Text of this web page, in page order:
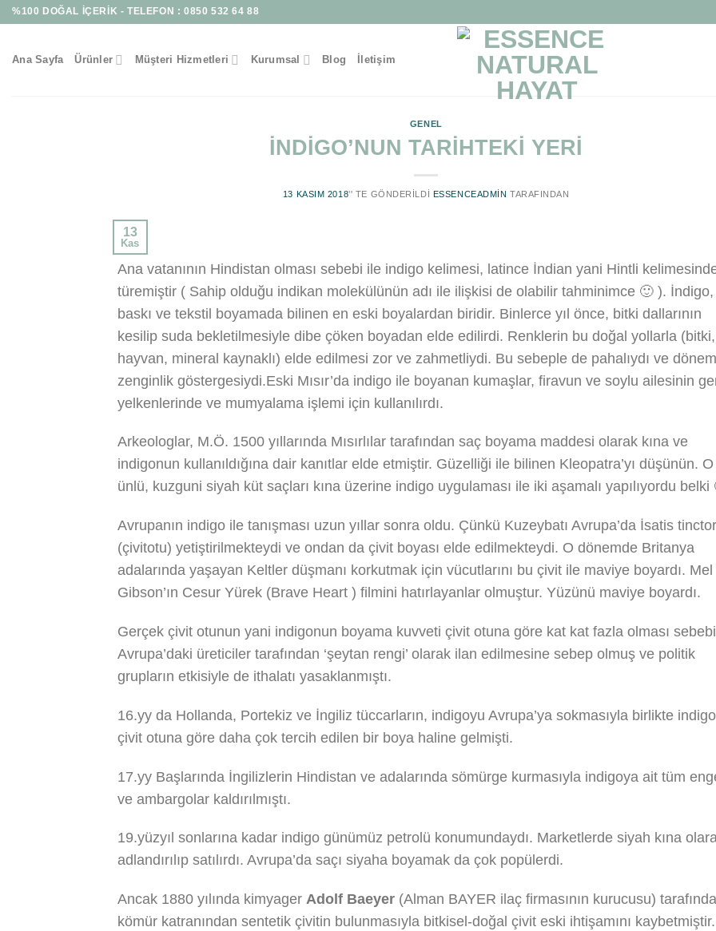
Skip%100 DOĞAL İÇERİK - TELEFON :0850 532 64 88
Ana Sayfa Ürünler Müşteri Hizmetleri Kurumsal Blog İletişim
GENEL
İNDİGO’NUN TARİHTEKİ YERİ
13 KASIM 2018’' TE GÖNDERILDI ESSENCEADMIN TARAFINDAN
13
Kas
Ana vatanının Hindistan olması sebebi ile indigo kelimesi, latince İndian yani Hintli
türemiştir ( Sahip olduğu indikan molekülünün adı ile ilişkisi de olabilir tahminimce 🙂 ). İndigo,
baskı ve tekstil boyamada bilinen en eski boyalardan biridir. Binlerce yıl önce, bitki dallarının
kesilip suda bekletilmesiyle dibe çöken boyadan elde edilirdi. Renklerin bu doğal yollarla (bitki,
hayvan, mineral kaynaklı) elde edilmesi zor ve zahmetliydi. Bu sebeple de pahalıydı ve
zenginlik göstergesiydi.Eski Mısır’da indigo ile boyanan kumaşlar, firavun ve soylu ailesinin
yelkenlerinde ve mumyalama işlemi için kullanılırdı.
Arkeologlar, M.Ö. 1500 yıllarında Mısırlılar tarafından saç boyama maddesi olarak kına ve
indigonun kullanıldığına dair kanıtlar elde etmiştir. Güzelliği ile bilinen Kleopatra’yı düşünün. O
ünlü, kuzguni siyah küt saçları kına üzerine indigo uygulaması ile iki aşamalı yapılıyordu belki
Avrupanın indigo ile tanışması uzun yıllar sonra oldu. Çünkü Kuzeybatı Avrupa’da İsatis
(çivitotu) yetiştirilmekteydi ve ondan da çivit boyası elde edilmekteydi. O dönemde Britanya
adalarında yaşayan Keltler düşmanı korkutmak için vücutlarını bu çivit ile maviye boyardı. Mel
Gibson’ın Cesur Yürek (Brave Heart ) filmini hatırlayanlar olmuştur. Yüzünü maviye boyardı.
Gerçek çivit otunun yani indigonun boyama kuvveti çivit otuna göre kat kat fazla olması
Avrupa’daki üreticiler tarafından ‘şeytan rengi’ olarak ilan edilmesine sebep olmuş ve politik
grupların etkisiyle de ithalatı yasaklanmıştı.
16.yy da Hollanda, Portekiz ve İngiliz tüccarların, indigoyu Avrupa’ya sokmasıyla birlikte
çivit otuna göre daha çok tercih edilen bir boya haline gelmişti.
17.yy Başlarında İngilizlerin Hindistan ve adalarında sömürge kurmasıyla indigoya ait tüm
ve ambargolar kaldırılmıştı.
19.yüzyıl sonlarına kadar indigo günümüz petrolü konumundaydı. Marketlerde siyah kına
adlandırılıp satılırdı. Avrupa’da saçı siyaha boyamak da çok popülerdi.
Ancak 1880 yılında kimyager Adolf Baeyer (Alman BAYER ilaç firmasının kurucusu)
kömür katranından sentetik çivitin bulunmasıyla bitkisel-doğal çivit eski ihtişamını kaybetmiştir.